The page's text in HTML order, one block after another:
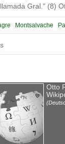
Gral." (8)
Montsalvache
Otto